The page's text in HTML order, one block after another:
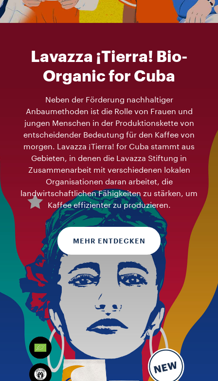
Lavazza ¡Tierra! Bio-
Organic for Cuba
Neben der Förderung nachhaltiger
Anbaumethoden ist die Rolle von Frauen und
jungen Menschen in der Produktionskette von
entscheidender Bedeutung für den Kaffee von
morgen. Lavazza ¡Tierra! for Cuba stammt aus
Gebieten, in denen die Lavazza Stiftung in
Zusammenarbeit mit verschiedenen lokalen
Organisationen daran arbeitet, die
landwirtschaftlichen Fähigkeiten zu stärken, um
Kaffee effizienter zu produzieren.
MEHR ENTDECKEN